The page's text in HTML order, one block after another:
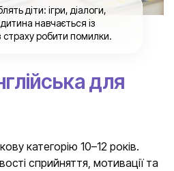
діти: ігри, діалоги,
навчається із
страху робити помилки.
для
категорію 10–12 років.
сприйняття, мотивації та